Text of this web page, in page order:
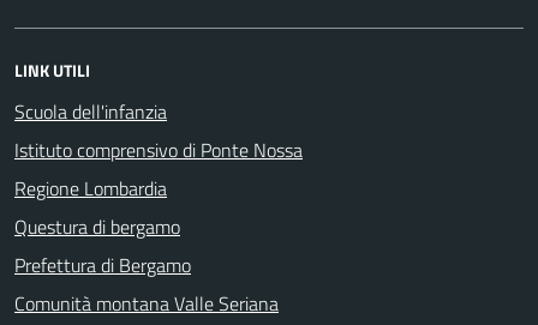
LINK UTILI
Scuola dell'infanzia
Istituto comprensivo di Ponte Nossa
Regione Lombardia
Questura di bergamo
Prefettura di Bergamo
Comunità montana Valle Seriana